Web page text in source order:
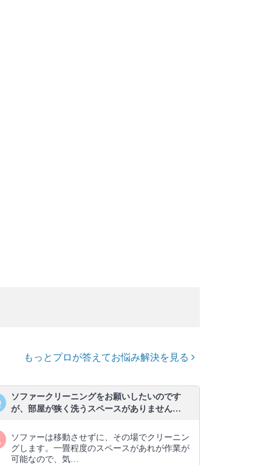
もっとプロが答えてお悩み解決を見る
ソファークリーニングをお願いしたいのです
が、部屋が狭く洗うスペースがありません…
ソファーは移動させずに、その場でクリーニン
グします。一畳程度のスペースがあれが作業が
可能なので、気…